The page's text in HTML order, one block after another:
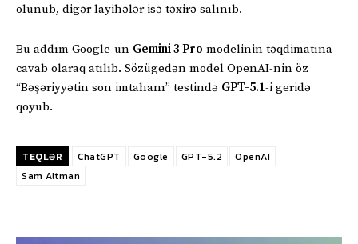
olunub, digər layihələr isə təxirə salınıb.
Bu addım Google-un Gemini 3 Pro modelinin təqdimatına
cavab olaraq atılıb. Sözügedən model OpenAI-nin öz
“Bəşəriyyətin son imtahanı” testində GPT-5.1-i geridə
qoyub.
TEQLƏR ChatGPT Google GPT-5.2
OpenAI
Sam Altman